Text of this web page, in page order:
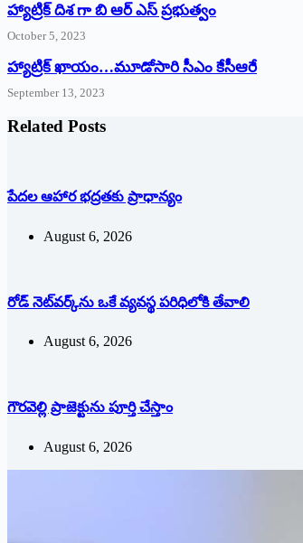
హ్యాట్రిక్ దిశ గా బి ఆర్ ఎస్ ప్రభుత్వం
October 5, 2023
హ్యాట్రిక్‌ ‌ఖాయం…మూడోసారి సీఎం కేసీఆరే
September 13, 2023
Related Posts
పేదల ఆహార భద్రతకు ప్రాధాన్యం
August 6, 2026
రోడ్ నెట్‌వర్క్‌ను ఒకే వ్య‌వ‌స్థ ప‌రిధిలోకి తేవాలి
August 6, 2026
గౌరవెల్లి ప్రాజెక్టును పూర్తి చేస్తాం
August 6, 2026